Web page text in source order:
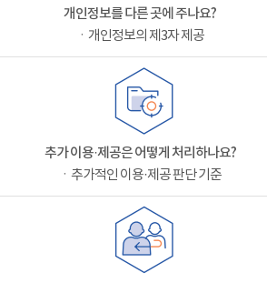
개인정보를 다른 곳에 주나요?
ㆍ개인정보의 제3자 제공
추가 이용·제공은 어떻게 처리하나요?
ㆍ추가적인 이용·제공 판단 기준